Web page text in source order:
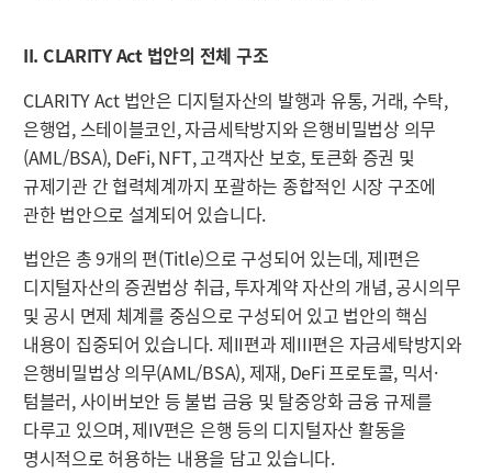
II. CLARITY Act 법안의 전체 구조
CLARITY Act 법안은 디지털자산의 발행과 유통, 거래, 수탁,
은행업, 스테이블코인, 자금세탁방지와 은행비밀법상 의무
(AML/BSA), DeFi, NFT, 고객자산 보호, 토큰화 증권 및
규제기관 간 협력체계까지 포괄하는 종합적인 시장 구조에
관한 법안으로 설계되어 있습니다.
법안은 총 9개의 편(Title)으로 구성되어 있는데, 제I편은
디지털자산의 증권법상 취급, 투자계약 자산의 개념, 공시의무
및 공시 면제 체계를 중심으로 구성되어 있고 법안의 핵심
내용이 집중되어 있습니다. 제II편과 제III편은 자금세탁방지와
은행비밀법상 의무(AML/BSA), 제재, DeFi 프로토콜, 믹서·
텀블러, 사이버보안 등 불법 금융 및 탈중앙화 금융 규제를
다루고 있으며, 제IV편은 은행 등의 디지털자산 활동을
명시적으로 허용하는 내용을 담고 있습니다.